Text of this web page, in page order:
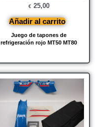
Juego de tapones de
refrigeración rojo MT50 MT80
€ 25,00
Añadir al carrito